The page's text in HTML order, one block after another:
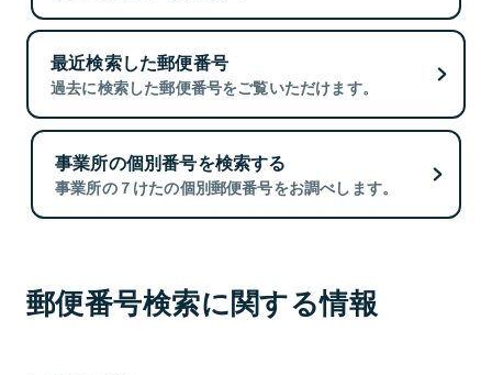
最近検索した郵便番号
過去に検索した郵便番号をご覧いただけます。
事業所の個別番号を検索する
事業所の７けたの個別郵便番号をお調べします。
郵便番号検索に関する情報